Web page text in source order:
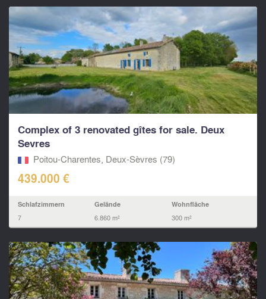
Complex of 3 renovated gîtes for sale. Deux
Sevres
Poitou-Charentes, Deux-Sèvres (79)
439.000 €
Schlafzimmern
7
Gelände
6.860 m²
Wohnfläche
300 m²